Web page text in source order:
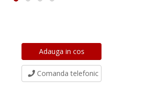
Comanda telefonic